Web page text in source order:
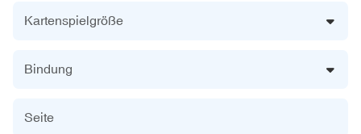
Kartenspielgröße
Bindung
Seite